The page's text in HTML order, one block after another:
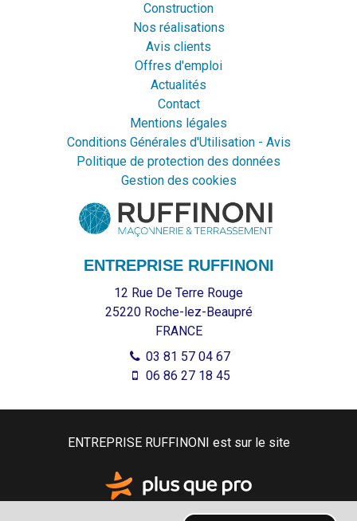
Construction
Nos réalisations
Avis clients
Offres d'emploi
Actualités
Contact
Mentions légales
Conditions Générales d'Utilisation - Avis
Politique de protection des données
Gestion des cookies
ENTREPRISE RUFFINONI
12 Rue De Terre Rouge
25220 Roche-lez-Beaupré
FRANCE
03 81 57 04 67
06 86 27 18 45
ENTREPRISE RUFFINONI est sur le site